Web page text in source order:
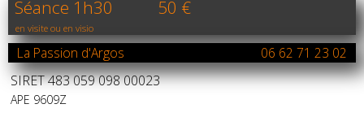
Séance 1h30 50 €
en visite ou en visio
La Passion d'Argos
06 62 71 23 02
SIRET 483 059 098 00023
APE 9609Z